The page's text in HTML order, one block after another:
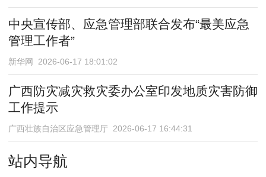
中央宣传部、应急管理部联合发布“最美应急
管理工作者”
新华网 2026-06-17 18:01:02
广西防灾减灾救灾委办公室印发地质灾害防御
工作提示
广西壮族自治区应急管理厅 2026-06-17 16:44:31
站内导航